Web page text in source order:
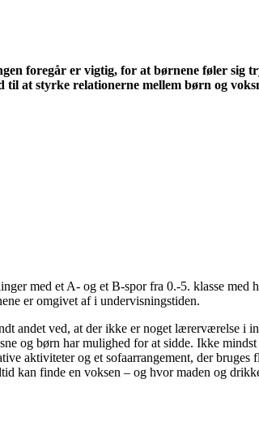
foregår er vigtig, for at børnene føler sig
til at styrke relationerne mellem børn og
med et A- og et B-spor fra 0.-5. klasse med
er omgivet af i undervisningstiden.
andet ved, at der ikke er noget lærerværelse i
og børn har mulighed for at sidde. Ikke
aktiviteter og et sofaarrangement, der bruges
kan finde en voksen – og hvor maden og